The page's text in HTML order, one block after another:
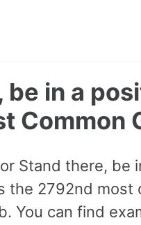
be in a
Common
Stand there, be
the 2792nd
You can find